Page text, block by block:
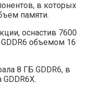
в которых
памяти.
оснастив 7600
объемом 16
8 ГБ GDDR6, в